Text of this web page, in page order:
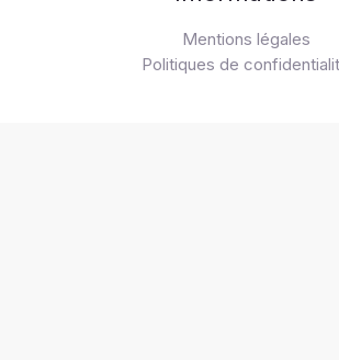
Mentions légales
Politiques de